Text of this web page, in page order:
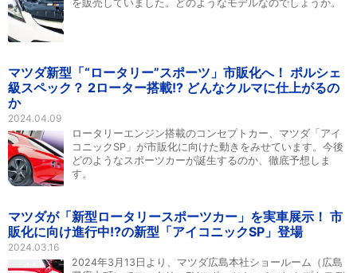
を販売していました。どのようなモデルなのでしょうか。
マツダ新型「“ロータリー”スポーツ」市販化へ！ ポルシェ
級スペック？ 2ローター搭載!? どんなクルマに仕上がるの
か
2024.04.09
ロータリーエンジン搭載のコンセプトカー、マツダ「アイ
コニックSP」が市販化に向けた動きをみせています。今後
どのようなスポーツカーが誕生するのか、徹底予想しま
す。
マツダが「新型ロータリースポーツカー」を実車展示！ 市
販化に向け進行中!?の新型「アイコニックSP」登場
2024.03.16
2024年3月13日より、マツダ広島本社ショールーム（広島